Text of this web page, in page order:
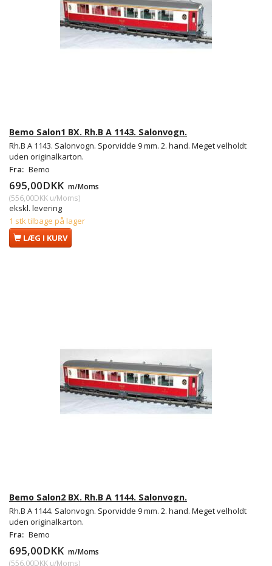
Bemo Salon1 BX. Rh.B A 1143. Salonvogn.
Rh.B A 1143. Salonvogn. Sporvidde 9 mm. 2. hand. Meget velholdt
uden originalkarton.
Fra: Bemo
695,00DKK m/Moms
(556,00DKK u/Moms)
ekskl. levering
1 stk tilbage på lager
LÆG I KURV
Bemo Salon2 BX. Rh.B A 1144. Salonvogn.
Rh.B A 1144. Salonvogn. Sporvidde 9 mm. 2. hand. Meget velholdt
uden originalkarton.
Fra: Bemo
695,00DKK m/Moms
(556,00DKK u/Moms)